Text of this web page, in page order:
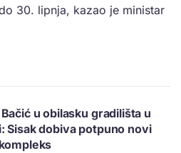
30. lipnja, kazao je ministar
u obilasku gradilišta u
Sisak dobiva potpuno novi